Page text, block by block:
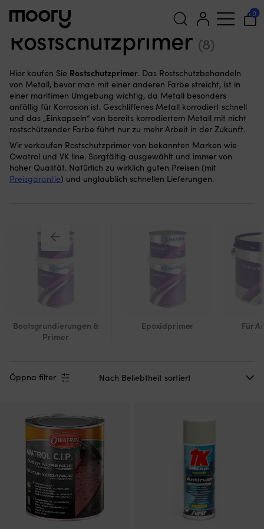
Suchen
0
Bootsgrundierungen & Primer
Rostschutzprimer
Rostschutzprimer (8)
Hier kaufen Sie Rostschutzprimer. Das Rostschutzbehandeln
von Metall, bevor man mit einer anderen Farbe streicht, ist in
einer maritimen Umgebung wichtig, da Metall besonders
anfällig für Korrosion ist. Geschliffenes Metall korrodiert schnell
und das „Einkapseln“ von bereits korrodiertem Metall mit nicht
rostschützender Farbe führt nur zu mehr Arbeit in der Zukunft.
Wir verkaufen Rostschutzprimer von bekannten Marken wie
Owatrol und VK line. Sorgfältig ausgewählt und immer von
hoher Qualität. Natürlich zu wirklich guten Preisen (mit
Preisgarantie) und unglaublich schnellen Lieferungen.
Bootsgrundierungen &
Primer
Epoxidprimer Für
Öppna filter